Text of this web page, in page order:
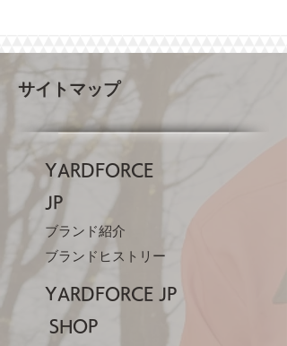
サイトマップ
YARDFORCE
JP​
ブランド紹介
ブランドヒストリー
YARDFORCE JP​
SHOP